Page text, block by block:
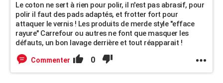
Le coton ne sert à rien pour polir, il n'est pas abrasif, pour
polir il faut des pads adaptés, et frotter fort pour
attaquer le vernis ! Les produits de merde style "efface
rayure" Carrefour ou autres ne font que masquer les
défauts, un bon lavage derrière et tout réapparait !
Commenter 0